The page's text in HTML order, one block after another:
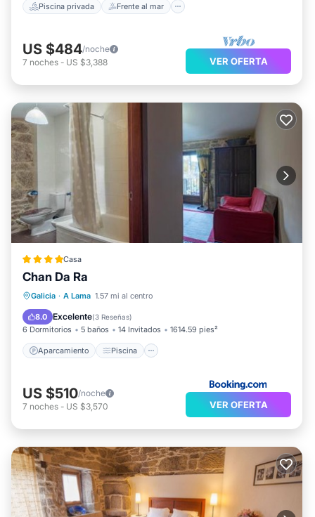
Piscina privada Frente al mar
US $484/noche
7 noches - US $3,388 VER OFERTA
Casa
Chan Da Ra
Galicia · A Lama 1.57 mi al centro
8.0 Excelente(3 Reseñas)
6 Dormitorios 5 baños 14 Invitados 1614.59 pies²
Aparcamiento Piscina
Aparcamiento
Piscina
Balcón/Terraza
US $510/noche
7 noches - US $3,570 VER OFERTA